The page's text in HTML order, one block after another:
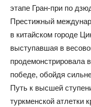
этапе Гран-при по
Престижный
в китайском городе
выступавшая в
продемонстрировала
победе, обойдя
Путь к высшей
туркменской атлетки